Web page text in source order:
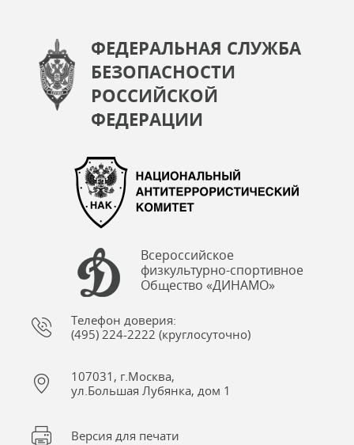
ФЕДЕРАЛЬНАЯ СЛУЖБА
БЕЗОПАСНОСТИ
РОССИЙСКОЙ
ФЕДЕРАЦИИ
Всероссийское
физкультурно-спортивное
Общество «ДИНАМО»
Телефон доверия:
(495) 224-2222 (круглосуточно)
107031, г.Москва,
ул.Большая Лубянка, дом 1
Версия для печати